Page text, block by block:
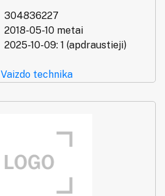
304836227
2018-05-10 metai
2025-10-09: 1 (apdraustieji)
Vaizdo technika